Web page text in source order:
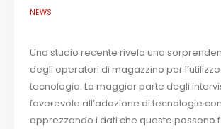
NEWS
Uno studio recente rivela una
degli operatori di magazzino per
tecnologia. La maggior parte degli
favorevole all’adozione di tecnologie
apprezzando i dati che queste possono